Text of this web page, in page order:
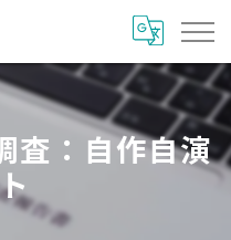
査：自作自演